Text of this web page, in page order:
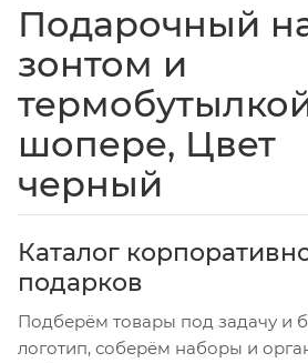
Подарочный
зонтом и
шопере, Цвет
черный
Каталог
подарков
Подберём товары под задачу и
логотип, соберём наборы и